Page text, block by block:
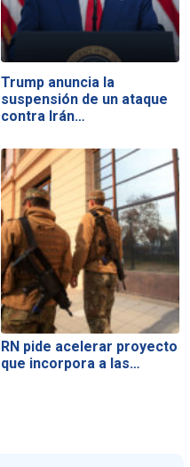
Trump anuncia la
suspensión de un ataque
contra Irán…
RN pide acelerar proyecto
que incorpora a las…